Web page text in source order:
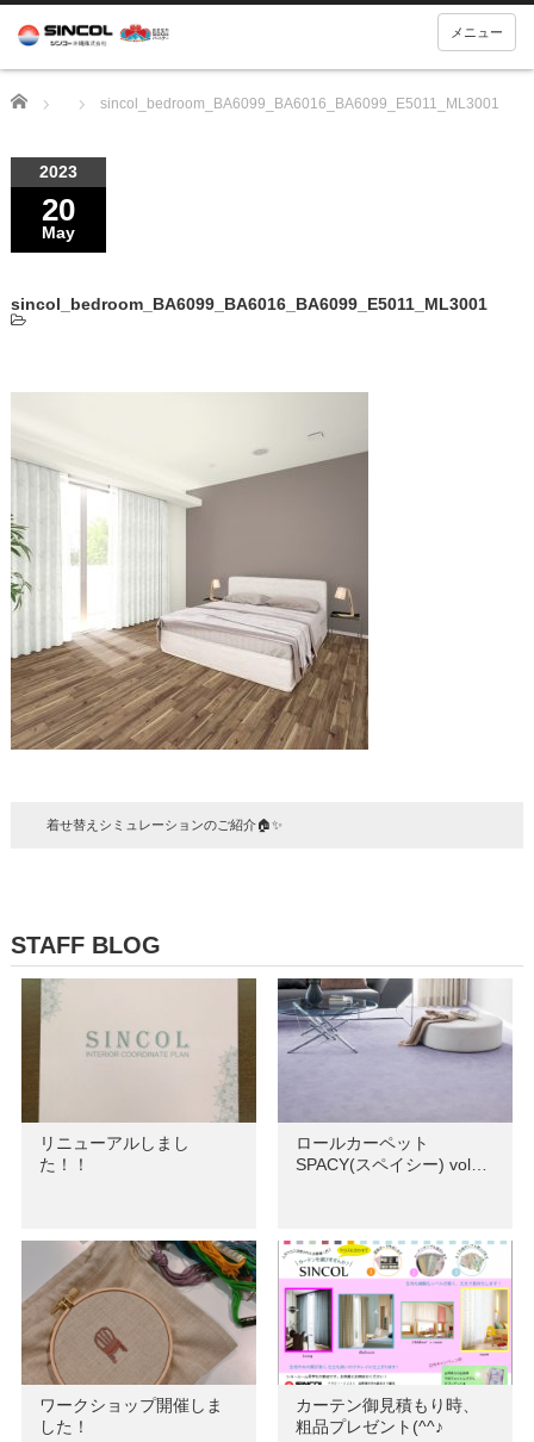
メニュー
Home sincol_bedroom_BA6099_BA6016_BA6099_E5011_ML3001
2023
20
May
sincol_bedroom_BA6099_BA6016_BA6099_E5011_ML3001
着せ替えシミュレーションのご紹介🏠✨
STAFF BLOG
リニューアルしまし
た！！
ロールカーペット
SPACY(スペイシー) vol…
ワークショップ開催しま
した！
カーテン御見積もり時、
粗品プレゼント(^^♪